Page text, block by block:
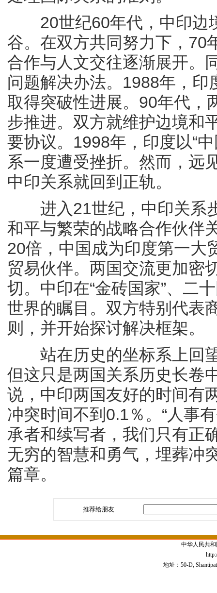
20世纪60年代，中印边
谷。在双方共同努力下，70
合作与人文交往逐渐展开。
问题解决办法。1988年，印
取得突破性进展。90年代，
步推进。双方就维护边境和
要协议。1998年，印度以“
系一度遭受挫折。然而，远
中印关系就回到正轨。
进入21世纪，中印关系
和平与繁荣的战略合作伙伴
20倍，中国成为印度第一大
贸易伙伴。两国交流更加密
切。中印在“金砖国家”、二
世界的瞩目。双方特别代表
则，并开始探讨解决框架。
站在历史的坐标系上回望
但这只是两国关系历史长卷
说，中印两国友好的时间有
冲突时间不到0.1％。“人事
承者和续写者，我们只有正
无穷的智慧和勇气，埋葬冲
篇章。
推荐给朋友
中华人民共
地址：50-D,